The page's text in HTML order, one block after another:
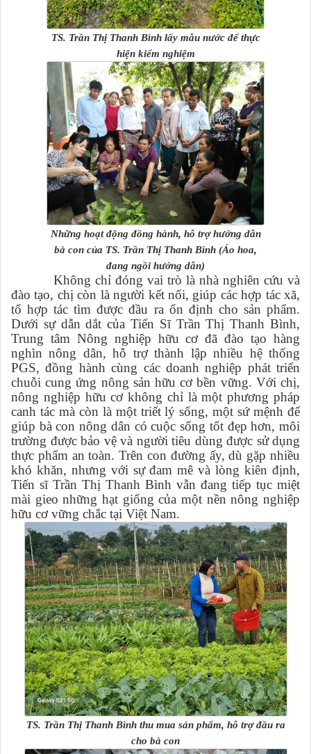
TS. Trần Thị Thanh Bình lấy mẫu nước để thực
hiện kiểm nghiệm
Những hoạt động đồng hành, hỗ trợ hướng dẫn
bà con của TS. Trần Thị Thanh Bình (Áo hoa,
đang ngồi hướng dẫn)
Không chỉ đóng vai trò là nhà nghiên cứu và
đào tạo, chị còn là người kết nối, giúp các hợp tác xã,
tổ hợp tác tìm được đầu ra ổn định cho sản phẩm.
Dưới sự dẫn dắt của Tiến Sĩ Trần Thị Thanh Bình,
Trung tâm Nông nghiệp hữu cơ đã đào tạo hàng
nghìn nông dân, hỗ trợ thành lập nhiều hệ thống
PGS, đồng hành cùng các doanh nghiệp phát triển
chuỗi cung ứng nông sản hữu cơ bền vững. Với chị,
nông nghiệp hữu cơ không chỉ là một phương pháp
canh tác mà còn là một triết lý sống, một sứ mệnh để
giúp bà con nông dân có cuộc sống tốt đẹp hơn, môi
trường được bảo vệ và người tiêu dùng được sử dụng
thực phẩm an toàn. Trên con đường ấy, dù gặp nhiều
khó khăn, nhưng với sự đam mê và lòng kiên định,
Tiến sĩ Trần Thị Thanh Bình vẫn đang tiếp tục miệt
mài gieo những hạt giống của một nền nông nghiệp
hữu cơ vững chắc tại Việt Nam.
TS. Trần Thị Thanh Bình thu mua sản phẩm, hỗ trợ đầu ra
cho bà con